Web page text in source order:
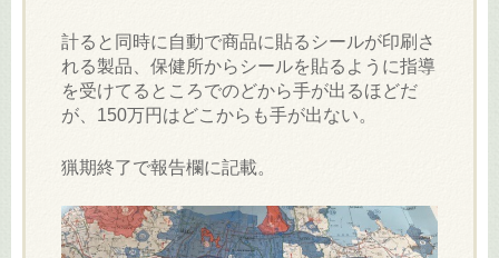
計ると同時に自動で商品に貼るシールが印刷さ
れる製品、保健所からシールを貼るように指導
を受けてるところでのどから手が出るほどだ
が、150万円はどこからも手が出ない。
猟期終了で報告欄に記載。